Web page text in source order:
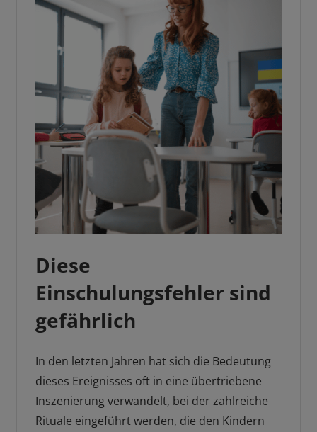
Diese
Einschulungsfehler sind
gefährlich
In den letzten Jahren hat sich die Bedeutung
dieses Ereignisses oft in eine übertriebene
Inszenierung verwandelt, bei der zahlreiche
Rituale eingeführt werden, die den Kindern